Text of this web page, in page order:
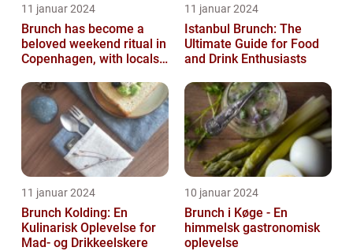
11 januar 2024
Brunch has become a
beloved weekend ritual in
Copenhagen, with locals
to...
11 januar 2024
Istanbul Brunch: The
Ultimate Guide for Food
and Drink Enthusiasts
11 januar 2024
Brunch Kolding: En
Kulinarisk Oplevelse for
Mad- og Drikkeelskere
10 januar 2024
Brunch i Køge - En
himmelsk gastronomisk
oplevelse